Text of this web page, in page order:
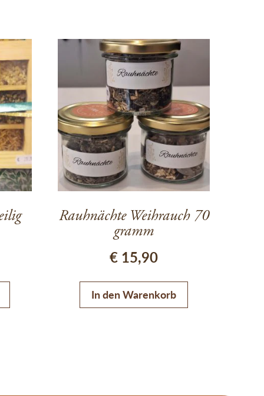
auf. Die Optionen können auf der Produktseite gewählt
Rauhnächte Weihrauch 70
gramm
€ 15,90
In den Warenkorb